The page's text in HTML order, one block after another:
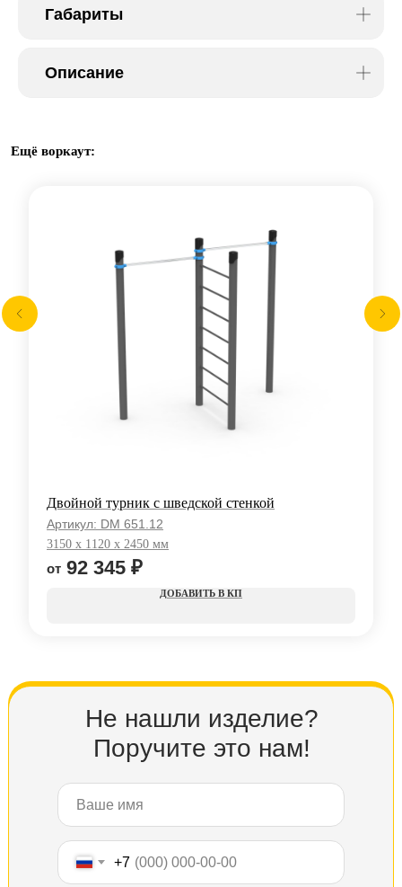
Габариты
Описание
Ещё воркаут:
Двойной турник с шведской стенкой
Артикул: DM 651.12
3150 x 1120 x 2450 мм
92 345 ₽
КП
Не нашли изделие?
Поручите это нам!
+7